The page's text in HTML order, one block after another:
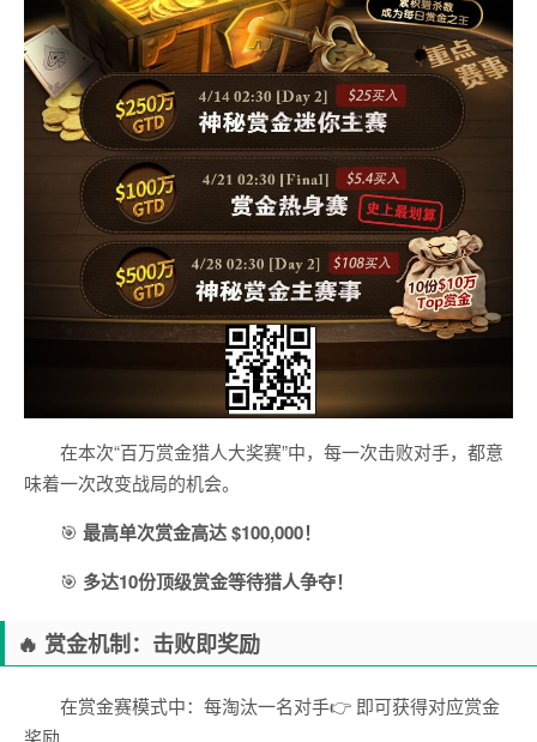
在本次“百万赏金猎人大奖赛”中，每一次击败对手，都意
味着一次改变战局的机会。
🎯 最高单次赏金高达 $100,000！
🎯 多达10份顶级赏金等待猎人争夺！
🔥 赏金机制：击败即奖励
在赏金赛模式中：每淘汰一名对手👉 即可获得对应赏金
奖励